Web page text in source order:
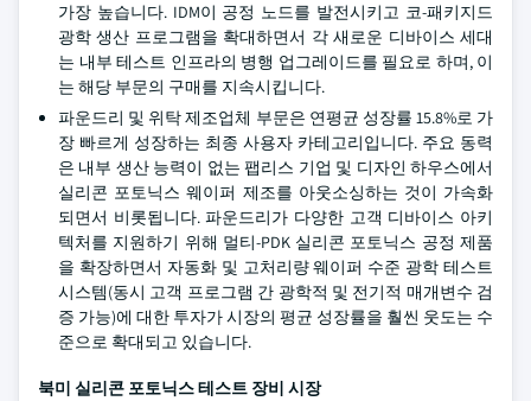
가장 높습니다. IDM이 공정 노드를 발전시키고 코-패키지드
광학 생산 프로그램을 확대하면서 각 새로운 디바이스 세대
는 내부 테스트 인프라의 병행 업그레이드를 필요로 하며, 이
는 해당 부문의 구매를 지속시킵니다.
파운드리 및 위탁 제조업체 부문은 연평균 성장률 15.8%로 가
장 빠르게 성장하는 최종 사용자 카테고리입니다. 주요 동력
은 내부 생산 능력이 없는 팹리스 기업 및 디자인 하우스에서
실리콘 포토닉스 웨이퍼 제조를 아웃소싱하는 것이 가속화
되면서 비롯됩니다. 파운드리가 다양한 고객 디바이스 아키
텍처를 지원하기 위해 멀티-PDK 실리콘 포토닉스 공정 제품
을 확장하면서 자동화 및 고처리량 웨이퍼 수준 광학 테스트
시스템(동시 고객 프로그램 간 광학적 및 전기적 매개변수 검
증 가능)에 대한 투자가 시장의 평균 성장률을 훨씬 웃도는 수
준으로 확대되고 있습니다.
북미 실리콘 포토닉스 테스트 장비 시장